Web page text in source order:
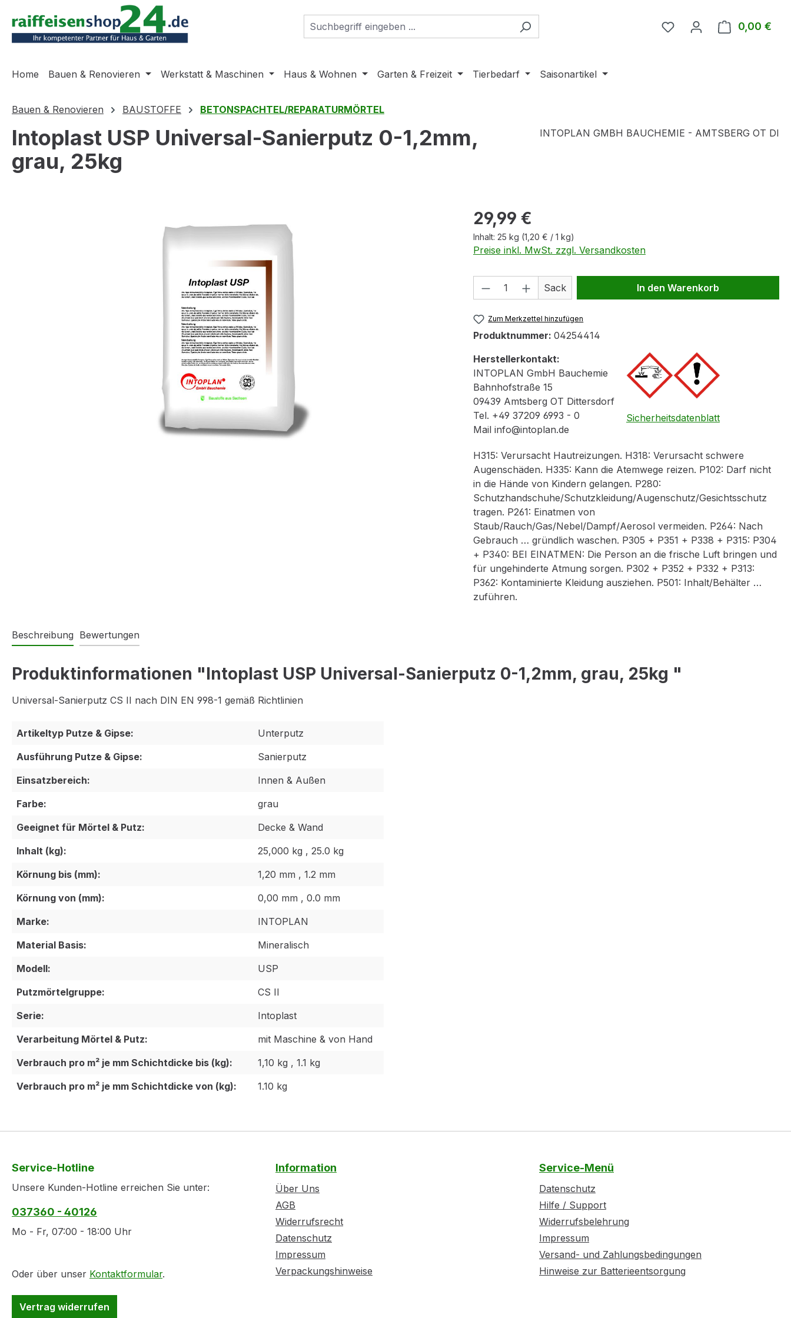
Hauptinhalt springen
Zur Suche springen
Zur Hauptnavigation springen
0,00 €
Home Bauen & Renovieren Werkstatt & Maschinen Haus & Wohnen Garten & Freizeit Tierbedarf Saisonartikel
Bauen & Renovieren BAUSTOFFE BETONSPACHTEL/REPARATURMÖRTEL
Intoplast USP Universal-Sanierputz 0-1,2mm,
grau, 25kg
INTOPLAN GMBH BAUCHEMIE - AMTSBERG OT DI
Regulärer Preis:
29,99 €
Inhalt: 25 kg (1,20 € / 1 kg)
Preise inkl. MwSt. zzgl. Versandkosten
Produkt Anzahl: Gib den gewünschten Wert
Sack In den Warenkorb
Zum Merkzettel hinzufügen
Produktnummer: 04254414
Herstellerkontakt:
INTOPLAN GmbH Bauchemie
Bahnhofstraße 15
09439 Amtsberg OT Dittersdorf
Tel. +49 37209 6993 - 0
Mail info@intoplan.de
Sicherheitsdatenblatt
H315: Verursacht Hautreizungen. H318: Verursacht schwere
Augenschäden. H335: Kann die Atemwege reizen. P102: Darf nicht
in die Hände von Kindern gelangen. P280:
Schutzhandschuhe/Schutzkleidung/Augenschutz/Gesichtsschutz
tragen. P261: Einatmen von
Staub/Rauch/Gas/Nebel/Dampf/Aerosol vermeiden. P264: Nach
Gebrauch … gründlich waschen. P305 + P351 + P338 + P315: P304
+ P340: BEI EINATMEN: Die Person an die frische Luft bringen und
für ungehinderte Atmung sorgen. P302 + P352 + P332 + P313:
P362: Kontaminierte Kleidung ausziehen. P501: Inhalt/Behälter …
zuführen.
Beschreibung Bewertungen
Produktinformationen "Intoplast USP Universal-Sanierputz 0-1,2mm, grau, 25kg "
Universal-Sanierputz CS II nach DIN EN 998-1 gemäß Richtlinien
Artikeltyp Putze & Gipse:
Unterputz
Ausführung Putze & Gipse:
Sanierputz
Einsatzbereich:
Innen & Außen
Farbe:
grau
Geeignet für Mörtel & Putz:
Decke & Wand
Inhalt (kg):
25,000 kg , 25.0 kg
Körnung bis (mm):
1,20 mm , 1.2 mm
Körnung von (mm):
0,00 mm , 0.0 mm
Marke:
INTOPLAN
Material Basis:
Mineralisch
Modell:
USP
Putzmörtelgruppe:
CS II
Serie:
Intoplast
Verarbeitung Mörtel & Putz:
mit Maschine & von Hand
Verbrauch pro m² je mm Schichtdicke bis (kg):
1,10 kg , 1.1 kg
Verbrauch pro m² je mm Schichtdicke von (kg):
1.10 kg
Service-Hotline
Unsere Kunden-Hotline erreichen Sie unter:
037360 - 40126
Mo - Fr, 07:00 - 18:00 Uhr
Oder über unser Kontaktformular.
Vertrag widerrufen
Information
Über Uns
AGB
Widerrufsrecht
Datenschutz
Impressum
Verpackungshinweise
Service-Menü
Datenschutz
Hilfe / Support
Widerrufsbelehrung
Impressum
Versand- und Zahlungsbedingungen
Hinweise zur Batterieentsorgung